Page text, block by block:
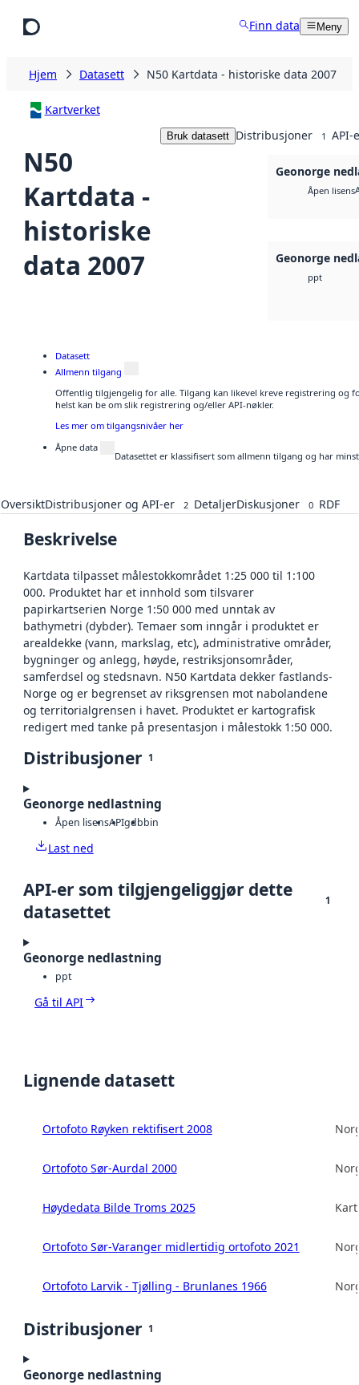
Finn data Meny
Hjem Datasett N50 Kartdata - historiske data 2007
Kartverket
N50
Kartdata -
historiske
data 2007
Bruk datasett Distribusjoner 1 API-
Geonorge
Åpen lisens
Geonorge
ppt
Datasett
Allmenn tilgang
Offentlig tilgjengelig for alle. Tilgang kan likevel kreve registrering og
helst kan be om slik registrering og/eller API-nøkler.
Les mer om tilgangsnivåer her
Åpne data
Datasettet er klassifisert som allmenn tilgang og har
OversiktDistribusjoner og API-er 2 DetaljerDiskusjoner 0 RDF
Beskrivelse
Kartdata tilpasset målestokkområdet 1:25 000 til 1:100
000. Produktet har et innhold som tilsvarer
papirkartserien Norge 1:50 000 med unntak av
bathymetri (dybder). Temaer som inngår i produktet er
arealdekke (vann, markslag, etc), administrative områder,
bygninger og anlegg, høyde, restriksjonsområder,
samferdsel og stedsnavn. N50 Kartdata dekker fastlands-
Norge og er begrenset av riksgrensen mot nabolandene
og territorialgrensen i havet. Produktet er kartografisk
redigert med tanke på presentasjon i målestokk 1:50 000.
Distribusjoner 1
Geonorge nedlastning
Åpen lisensAPIgdbbin
Last ned
API-er som tilgjengeliggjør dette
datasettet
1
Geonorge nedlastning
ppt
Gå til API
Lignende datasett
Ortofoto Røyken rektifisert 2008
Ortofoto Sør-Aurdal 2000
Høydedata Bilde Troms 2025
Ortofoto Sør-Varanger midlertidig ortofoto 2021
Ortofoto Larvik - Tjølling - Brunlanes 1966
Distribusjoner 1
Geonorge nedlastning